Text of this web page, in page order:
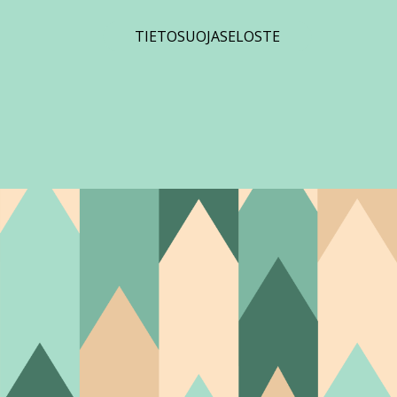
TIETOSUOJASELOSTE